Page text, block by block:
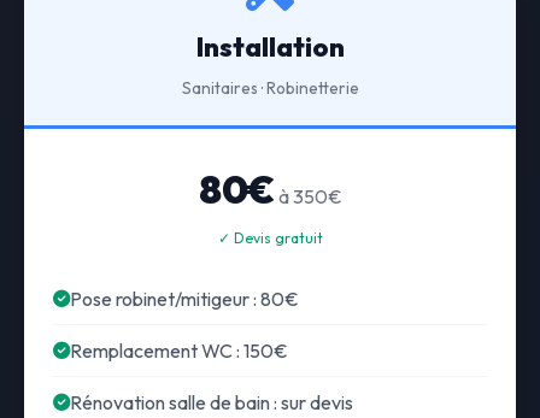
Installation
Sanitaires · Robinetterie
80€ à 350€
✓ Devis gratuit
Pose robinet/mitigeur : 80€
Remplacement WC : 150€
Rénovation salle de bain : sur devis